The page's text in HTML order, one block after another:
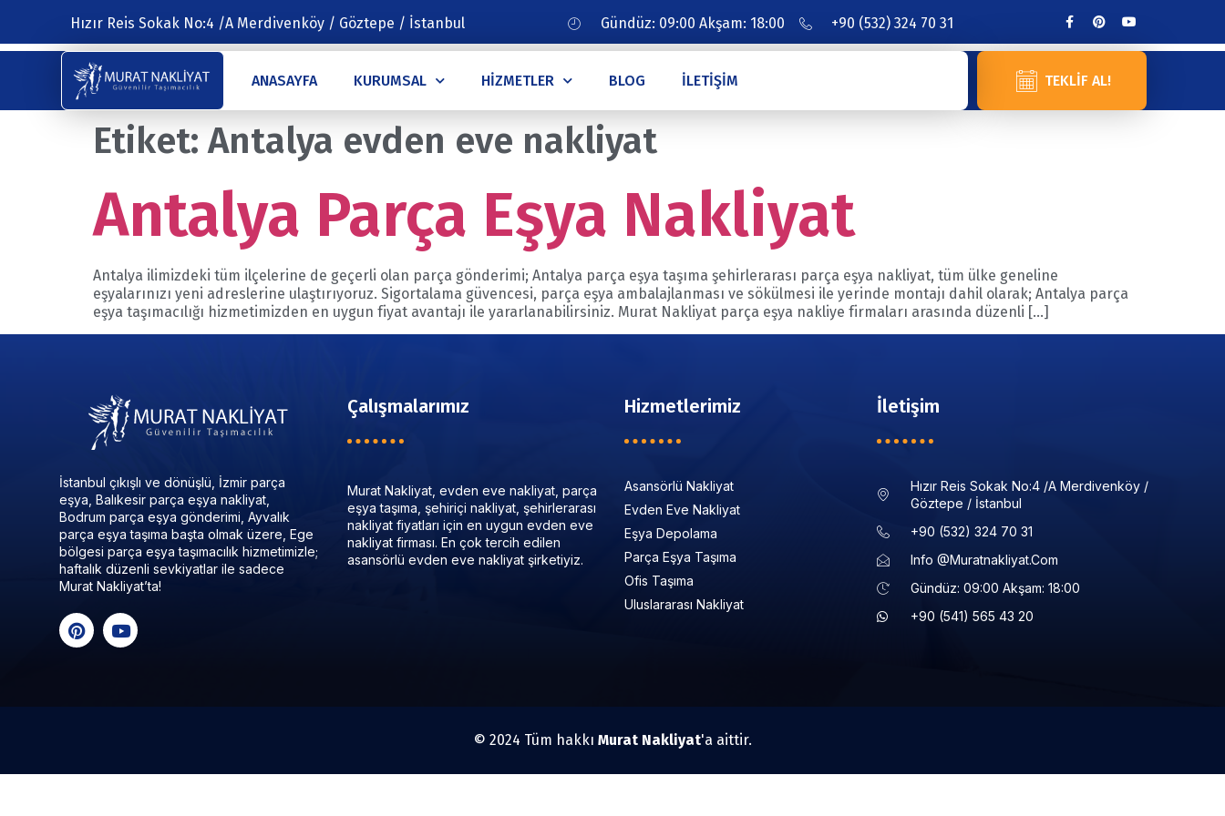
Hızır Reis Sokak No:4 /A Merdivenköy / Göztepe / İstanbul Gündüz: 09:00 Akşam: 18:00 +90 (532) 324 70 31
ANASAYFA KURUMSAL HIZMETLER BLOG İLETIŞIM TEKLIF AL!
Etiket:Antalya evden eve nakliyat
Antalya Parça Eşya Nakliyat
Antalya ilimizdeki tüm ilçelerine de geçerli olan parça gönderimi; Antalya parça eşya taşıma şehirlerarası parça eşya nakliyat, tüm ülke geneline
eşyalarınızı yeni adreslerine ulaştırıyoruz. Sigortalama güvencesi, parça eşya ambalajlanması ve sökülmesi ile yerinde montajı dahil olarak; Antalya parça
eşya taşımacılığı hizmetimizden en uygun fiyat avantajı ile yararlanabilirsiniz. Murat Nakliyat parça eşya nakliye firmaları arasında düzenli […]
İstanbul çıkışlı ve dönüşlü, İzmir parça
eşya, Balıkesir parça eşya nakliyat,
Bodrum parça eşya gönderimi, Ayvalık
parça eşya taşıma başta olmak üzere, Ege
bölgesi parça eşya taşımacılık hizmetimizle;
haftalık düzenli sevkiyatlar ile sadece
Murat Nakliyat’ta!
Çalışmalarımız
Murat Nakliyat, evden eve nakliyat, parça
eşya taşıma, şehiriçi nakliyat, şehirlerarası
nakliyat fiyatları için en uygun evden eve
nakliyat firması. En çok tercih edilen
asansörlü evden eve nakliyat şirketiyiz.
Hizmetlerimiz
Asansörlü Nakliyat
Evden Eve Nakliyat
Eşya Depolama
Parça Eşya Taşıma
Ofis Taşıma
Uluslararası Nakliyat
İletişim
Hızır Reis Sokak No:4 /a Merdivenköy /
Göztepe / İstanbul
+90 (532) 324 70 31
Info @muratnakliyat.com
Gündüz: 09:00 Akşam: 18:00
+90 (541) 565 43 20
© 2024 Tüm hakkı Murat Nakliyat'a aittir.